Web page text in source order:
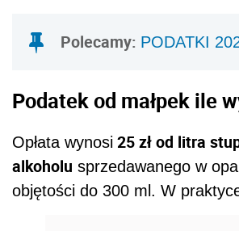
Polecamy: PODATKI
Podatek od małpek ile
Opłata wynosi 25 zł od litra
alkoholu sprzedawanego w
objętości do 300 ml. W